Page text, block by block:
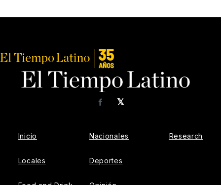
𝕏
Facebook
Inicio
Locales
Nacionales
Deportes
Research